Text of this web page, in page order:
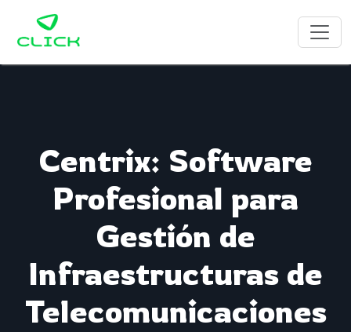
Centrix: Software
Profesional para
Gestión de
Infraestructuras de
Telecomunicaciones